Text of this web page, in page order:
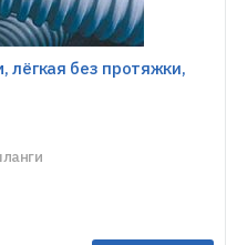
лёгкая без протяжки,